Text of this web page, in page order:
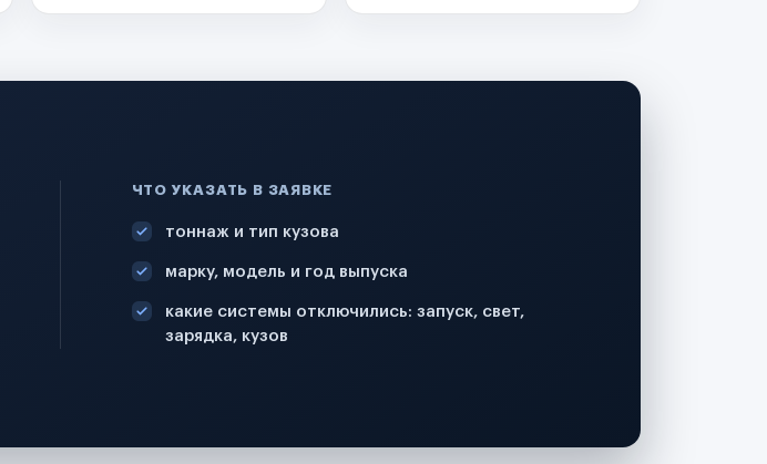
ЧТО УКАЗАТЬ В ЗАЯВКЕ
тоннаж и тип кузова
марку, модель и год выпуска
какие системы отключились: запуск, свет,
зарядка, кузов